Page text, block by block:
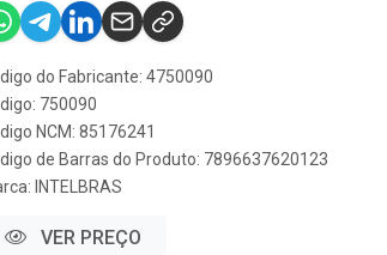
do Fabricante: 4750090
750090
NCM: 85176241
de Barras do Produto: 7896637620123
INTELBRAS
VER PREÇO